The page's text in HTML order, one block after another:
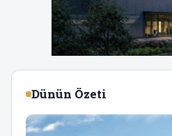
Dünün Özeti